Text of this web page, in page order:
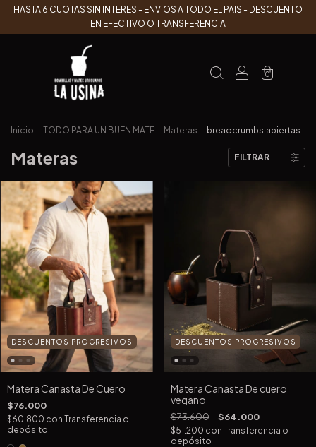
HASTA 6 CUOTAS SIN INTERES - ENVIOS A TODO EL PAIS - DESCUENTO
EN EFECTIVO O TRANSFERENCIA
0
Inicio . TODO PARA UN BUEN MATE . Materas . breadcrumbs.abiertas
Materas FILTRAR
DESCUENTOS PROGRESIVOS
Matera Canasta De Cuero
$76.000
$60.800 con Transferencia o
depósito
DESCUENTOS PROGRESIVOS
Matera Canasta De cuero
vegano
$73.600 $64.000
$51.200 con Transferencia o
depósito